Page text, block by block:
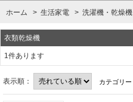
ホーム > 生活家電 > 洗濯機・乾燥機
衣類乾燥機
1件あります
表示順： カテゴリー